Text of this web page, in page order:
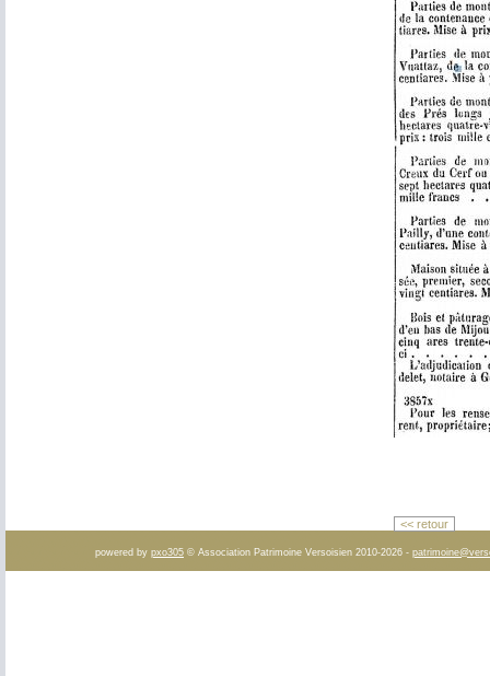
<< retour
powered by pxo305 © Association Patrimoine Versoisien 2010-2026 -